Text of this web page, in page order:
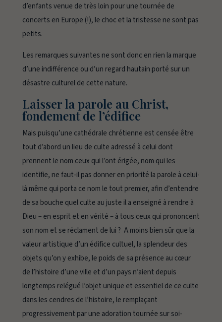
d’enfants venue de très loin pour une tournée de
concerts en Europe (!), le choc et la tristesse ne sont pas
petits.
Les remarques suivantes ne sont donc en rien la marque
d’une indifférence ou d’un regard hautain porté sur un
désastre culturel de cette nature.
Laisser la parole au Christ,
fondement de l’édifice
Mais puisqu’une cathédrale chrétienne est censée être
tout d’abord un lieu de culte adressé à celui dont
prennent le nom ceux qui l’ont érigée, nom qui les
identifie, ne faut-il pas donner en priorité la parole à celui-
là même qui porta ce nom le tout premier, afin d’entendre
de sa bouche quel culte au juste il a enseigné à rendre à
Dieu – en esprit et en vérité – à tous ceux qui prononcent
son nom et se réclament de lui ? A moins bien sûr que la
valeur artistique d’un édifice cultuel, la splendeur des
objets qu’on y exhibe, le poids de sa présence au cœur
de l’histoire d’une ville et d’un pays n’aient depuis
longtemps relégué l’objet unique et essentiel de ce culte
dans les cendres de l’histoire, le remplaçant
progressivement par une adoration tournée sur soi-